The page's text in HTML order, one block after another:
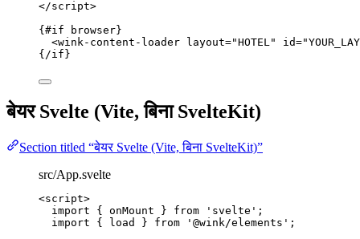
</script>
{#if browser}
<wink-content-loader layout="HOTEL " id="
{/if }
बेयर Svelte (Vite, बिना SvelteKit)
Section titled “बेयर Svelte (Vite, बिना SvelteKit)”
src/App.svelte
<script>
import { onMount } from ' svelte ' ;
import { load } from ' @wink/elements ' ;